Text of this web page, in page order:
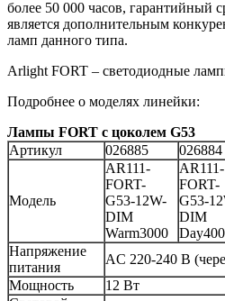
более 50 000 часов, гарантийный
является дополнительным
ламп данного типа.
Arlight FORT – светодиодные
Подробнее о моделях линейки:
Лампы FORT с цоколем G53
Артикул
026885 026884
Модель
AR111-
FORT-
G53-12W-
DIM
Warm3000
AR111-
FORT-
G53-
DIM
Напряжение
питания
AC 220-240 В
Мощность
12 Вт